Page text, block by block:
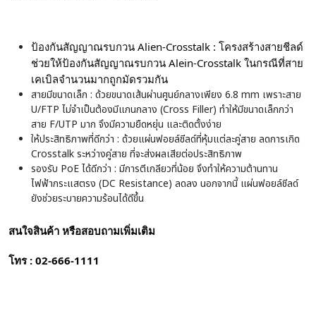
ป้องกันสัญญาณรบกวน Alien-Crosstalk : โครงสร้างสายชีลด์
ช่วยให้ป้องกันสัญญาณรบกวน Alein-Crosstalk ในกรณีที่สาย
เคเบิลจำนวนมากถูกมัดรวมกัน
สายมีขนาดเล็ก : ด้วยขนาดเส้นผ่านศูนย์กลางเพียง 6.8 mm เพราะสาย
U/FTP ไม่จำเป็นต้องมีแกนกลาง (Cross Filler) ทำให้มีขนาดเล็กกว่า
สาย F/UTP มาก จึงมีความยืดหยุ่น และติดตั้งง่าย
ให้ประสิทธิภาพที่ดีกว่า : ด้วยแผ่นฟอยล์ชีลด์ที่หุ้มแต่ละคู่สาย ลดการเกิด
Crosstalk ระหว่างคู่สาย ที่จะส่งผลเสียต่อประสิทธิภาพ
รองรับ PoE ได้ดีกว่า : มีการตีเกลียวที่น้อย จึงทำให้ความต้านทาน
ไฟฟ้ากระแสตรง (DC Resistance) ลดลง นอกจากนี้ แผ่นฟอยล์ชีลด์
ยังช่วยระบายความร้อนได้ดีขึ้น
สนใจสินค้า หรือสอบถามเพิ่มเติม
โทร : 02-666-1111